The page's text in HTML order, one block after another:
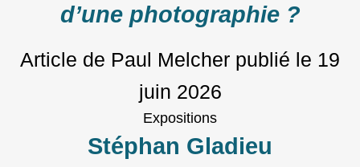
d’une photographie ?
Article de Paul Melcher publié le 19
juin 2026
Expositions
Stéphan Gladieu